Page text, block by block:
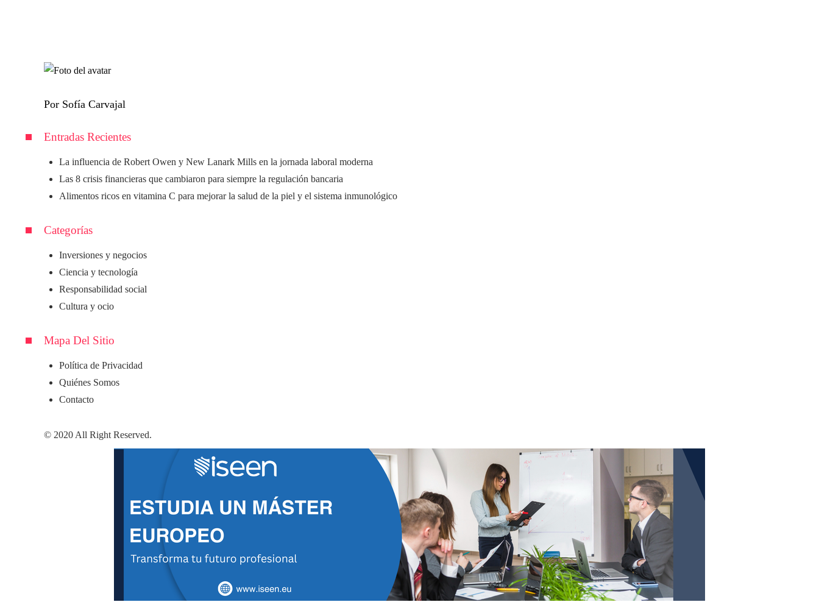
Por Sofía Carvajal
Entradas Recientes
La influencia de Robert Owen y New Lanark Mills en la jornada laboral moderna
Las 8 crisis financieras que cambiaron para siempre la regulación bancaria
Alimentos ricos en vitamina C para mejorar la salud de la piel y el sistema inmunológico
Categorías
Inversiones y negocios
Ciencia y tecnología
Responsabilidad social
Cultura y ocio
Mapa Del Sitio
Política de Privacidad
Quiénes Somos
Contacto
© 2020 All Right Reserved.